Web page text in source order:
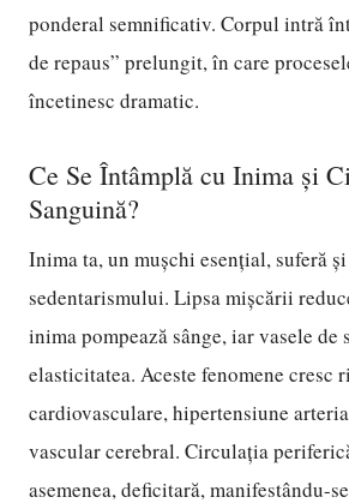
ponderal semnificativ. Corpul intră
de repaus” prelungit, în care
încetinesc dramatic.
Ce Se Întâmplă cu Inima și
Sanguină?
Inima ta, un mușchi esențial, suferă
sedentarismului. Lipsa mișcării
inima pompează sânge, iar vasele de
elasticitatea. Aceste fenomene cresc
cardiovasculare, hipertensiune
vascular cerebral. Circulația
asemenea, deficitară, manifestându-